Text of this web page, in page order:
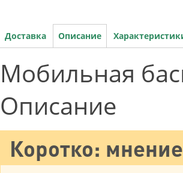
Доставка Описание
Мобильная
Описание
Коротко: